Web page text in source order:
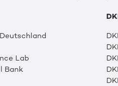
Lab
Bank